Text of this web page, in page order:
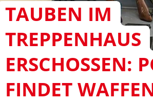
TAUBEN IM
TREPPENHAUS
ERSCHOSSEN:
FINDET